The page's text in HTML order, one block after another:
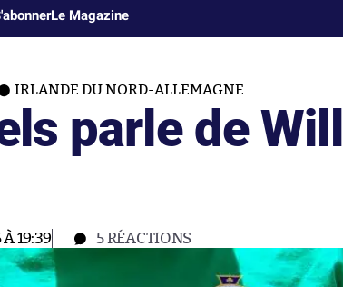
Le Magazine
IRLANDE DU NORD-ALLEMAGNE
parle de Will
19:39 5RÉACTIONS